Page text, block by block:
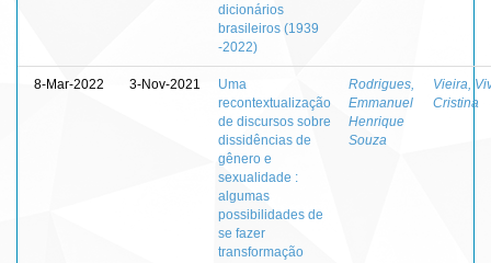
dicionários
brasileiros (1939
-2022)
8-Mar-2022 3-Nov-2021
Uma
recontextualização
de discursos sobre
dissidências de
gênero e
sexualidade :
algumas
possibilidades de
se fazer
transformação
Rodrigues,
Emmanuel
Henrique
Souza
Vieira,
Cristina